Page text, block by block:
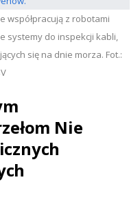
współpracują z robotami
systemy do inspekcji kabli,
się na dnie morza. Fot.:
Nie